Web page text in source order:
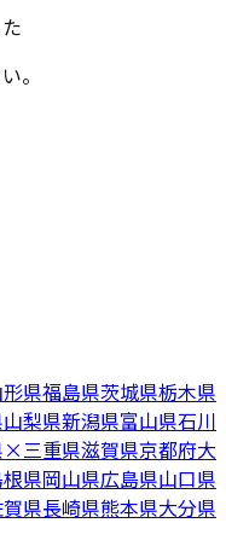
。
県福島県茨城県栃木県
山梨県新潟県富山県石川
×三重県滋賀県京都府大
県岡山県広島県山口県
県長崎県熊本県大分県